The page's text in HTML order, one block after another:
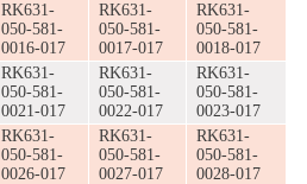
RK631-
050-581-
0016-017
RK631-
050-581-
0017-017
RK631-
050-581-
0018-017
RK631-
050-581-
0021-017
RK631-
050-581-
0022-017
RK631-
050-581-
0023-017
RK631-
050-581-
0026-017
RK631-
050-581-
0027-017
RK631-
050-581-
0028-017